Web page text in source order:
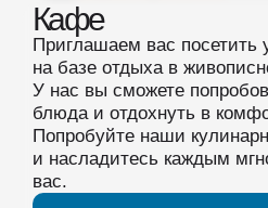
Кафе
Приглашаем вас посетить
на базе отдыха в
У нас вы сможете
блюда и отдохнуть в
Попробуйте наши
и насладитесь каждым
вас.